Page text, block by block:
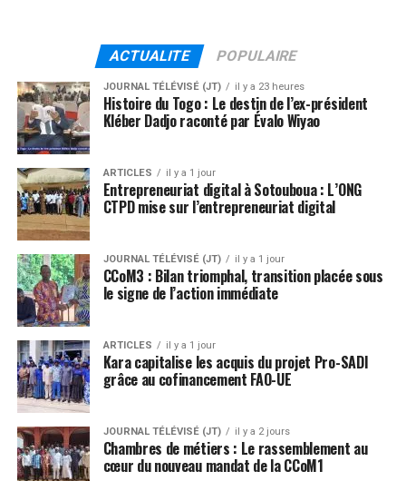
ACTUALITE POPULAIRE
JOURNAL TÉLÉVISÉ (JT) il y a 23 heures
Histoire du Togo : Le destin de l’ex-président
Kléber Dadjo raconté par Évalo Wiyao
ARTICLES il y a 1 jour
Entrepreneuriat digital à Sotouboua : L’ONG
CTPD mise sur l’entrepreneuriat digital
JOURNAL TÉLÉVISÉ (JT) il y a 1 jour
CCoM3 : Bilan triomphal, transition placée sous
le signe de l’action immédiate
ARTICLES il y a 1 jour
Kara capitalise les acquis du projet Pro-SADI
grâce au cofinancement FAO-UE
JOURNAL TÉLÉVISÉ (JT) il y a 2 jours
Chambres de métiers : Le rassemblement au
cœur du nouveau mandat de la CCoM1